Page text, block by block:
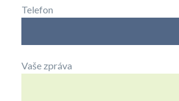
Telefon
Vaše zpráva